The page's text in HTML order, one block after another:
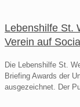
Lebenshilfe St.
Verein auf
Die Lebenshilfe St.
Briefing Awards der
ausgezeichnet. Der